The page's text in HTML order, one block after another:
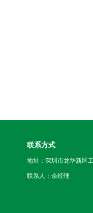
联系方式
地址：深圳市龙华新区
联系人：余经理